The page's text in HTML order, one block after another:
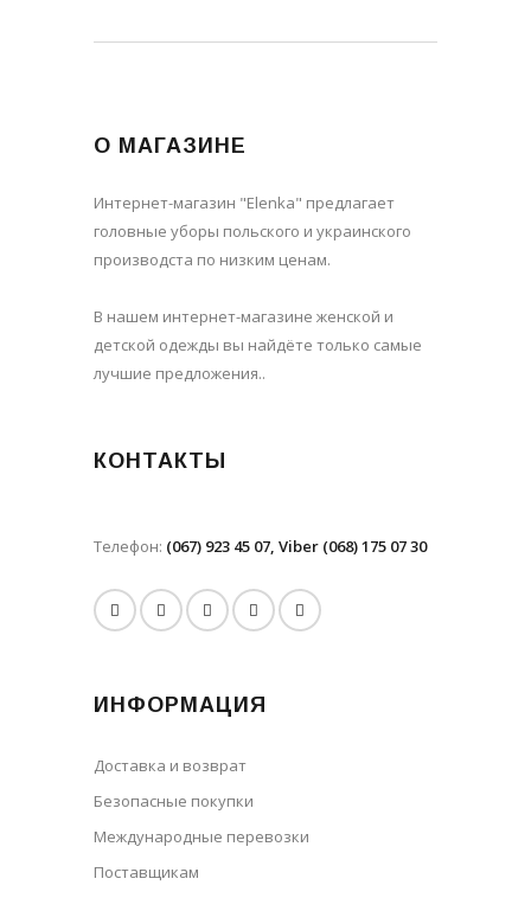
О МАГАЗИНЕ
Интернет-магазин "Elenka" предлагает
головные уборы польского и украинского
производста по низким ценам.
В нашем интернет-магазине женской и
детской одежды вы найдёте только самые
лучшие предложения..
КОНТАКТЫ
Телефон: (067) 923 45 07, Viber (068) 175 07 30
ИНФОРМАЦИЯ
Доставка и возврат
Безопасные покупки
Международные перевозки
Поставщикам